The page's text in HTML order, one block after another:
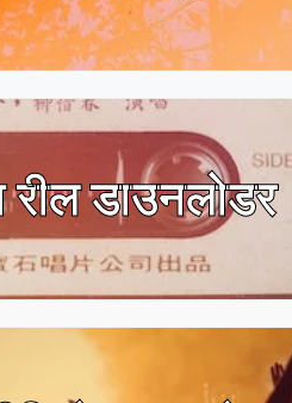
रील डाउनलोडर